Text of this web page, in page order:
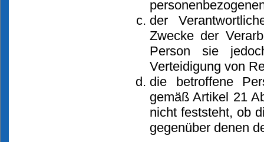
der
Zwecke der
Person sie
Verteidigung von
die betroffene
gemäß Artikel 21
nicht feststeht, ob
gegenüber denen